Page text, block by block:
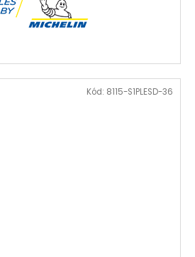
Kód: 8115-S1PLESD-36